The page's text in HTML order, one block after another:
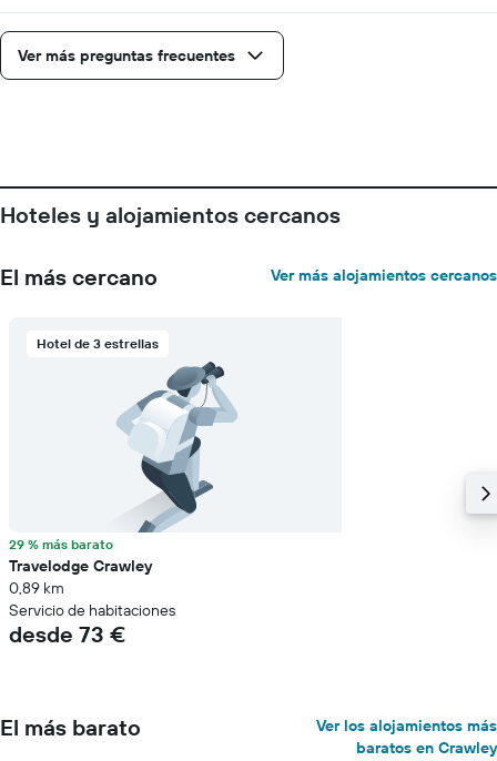
Ver más preguntas frecuentes
Hoteles y alojamientos cercanos
El más cercano Ver más alojamientos cercanos
Hotel de 3 estrellas
29 % más barato
Travelodge Crawley
0,89 km
Servicio de habitaciones
desde 73 €
El más barato
Ver los alojamientos más
baratos en Crawley